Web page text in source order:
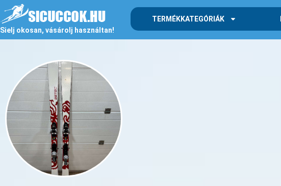
Sielj okosan, vásárolj használtan!
TERMÉKKATEGÓRIÁK